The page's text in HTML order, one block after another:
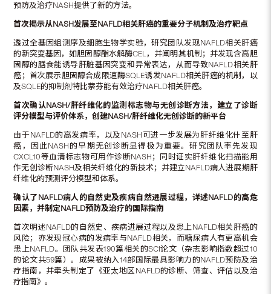
预防及治疗NASH提供了新的方法。
首次揭示从NASH发展至NAFLD相关肝癌的重要分子机制及治疗靶点
透过全基因组测序及细胞生物学实验，研究团队发现NAFLD相关肝癌
的新突变基因，如胆固醇酯水解酶CEL，并阐明其机制；并发现含高胆
固醇的膳食能诱导肝脏基因突变和异常表达，从而导致NAFLD相关肝
癌；首次展示胆固醇合成限速酶SQLE诱发NAFLD相关肝癌的机制，以
及SQLE的抑制剂特比萘芬能有效治疗NAFLD相关肝癌。
首次确认NASH/肝纤维化的监测标志物与无创诊断方法，建立了诊断
评分模型与评价体系，创建NASH/肝纤维化无创诊断的新平台
由于NAFLD的高发病率，以及NASH可进一步发展为肝纤维化什至肝
癌，因此NASH的早期无创诊断显得极为重要。研究团队率先发现
CXCL10等血清标志物可用作诊断NASH；同时证实肝纤维化扫描能用
作无创诊断NASH及相关纤维化的新技术；并建立NAFLD病人进展期肝
纤维化的预测评分模型和体系。
确认了NAFLD病人的自然史及疾病自然进展过程，详述NAFLD的高危
因素，并制定NAFLD预防及治疗的国际指南
首次明述NAFLD的自然史、疾病进展过程以及患上NAFLD相关肝癌的
风险；亦发现冠心病的发病率与NAFLD相关，而糖尿病人有更高机会
患上NAFLD。团队共发表190篇相关的SCI论文（杂志影响指数超过10
的论文共59篇）。成果被纳入14部国际最具影响力的NAFLD预防及治
疗指南，并牵头制定了《亚太地区NAFLD的诊断、筛查、评估以及治
疗指南》。